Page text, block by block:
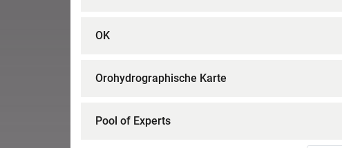
OK
Orohydrographische Karte
Pool of Experts